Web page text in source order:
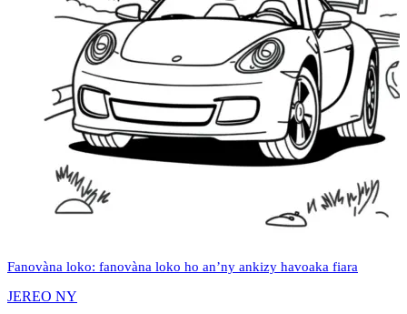
Fanovàna loko: fanovàna loko ho an’ny ankizy havoaka fiara
JEREO NY